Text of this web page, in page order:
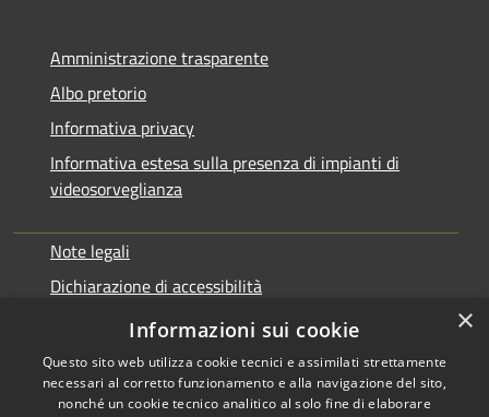
Amministrazione trasparente
Albo pretorio
Informativa privacy
Informativa estesa sulla presenza di impianti di
videosorveglianza
Note legali
Dichiarazione di accessibilità
Obbiettivi di accessibilità
×
Informazioni sui cookie
Questo sito web utilizza cookie tecnici e assimilati strettamente
necessari al corretto funzionamento e alla navigazione del sito,
nonché un cookie tecnico analitico al solo fine di elaborare